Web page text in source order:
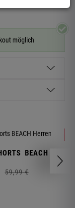
möglich
BEACH
59,99 €